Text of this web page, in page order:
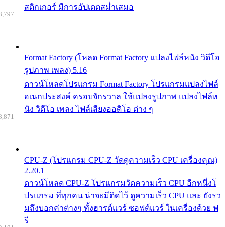
สติกเกอร์ มีการอัปเดตสม่ำเสมอ
Format Factory (โหลด Format Factory แปลงไฟล์หนัง วิดีโอ
รูปภาพ เพลง) 5.16
ดาวน์โหลดโปรแกรม Format Factory โปรแกรมแปลงไฟล์
อเนกประสงค์ ครอบจักรวาล ใช้แปลงรูปภาพ แปลงไฟล์ห
นัง วิดีโอ เพลง ไฟล์เสียงออดิโอ ต่าง ๆ
CPU-Z (โปรแกรม CPU-Z วัดดูความเร็ว CPU เครื่องคุณ)
2.20.1
ดาวน์โหลด CPU-Z โปรแกรมวัดความเร็ว CPU อีกหนึ่งโ
ปรแกรม ที่ทุกคน น่าจะมีติดไว้ ดูความเร็ว CPU และ ยังรว
มถึงบอกค่าต่างๆ ทั้งฮารด์แวร์ ซอฟต์แวร์ ในเครื่องด้วย ฟ
รี